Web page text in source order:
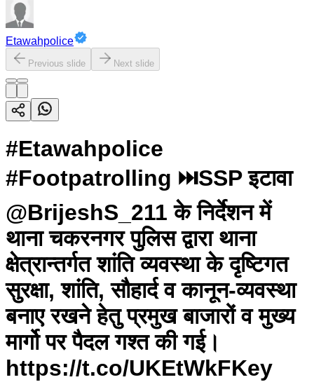
Etawahpolice
Previous slide Next slide
#Etawahpolice
#Footpatrolling ⏭️SSP इटावा
@BrijeshS_211 के निर्देशन में
थाना चकरनगर पुलिस द्वारा थाना
क्षेत्रान्तर्गत शांति व्यवस्था के दृष्टिगत
सुरक्षा, शांति, सौहार्द व कानून-व्यवस्था
बनाए रखने हेतु प्रमुख बाजारों व मुख्य
मार्गो पर पैदल गश्त की गई।
https://t.co/UKEtWkFKey